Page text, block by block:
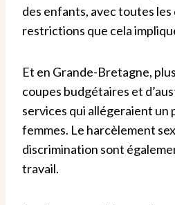
des enfants, avec toutes
restrictions que cela
Et en Grande-Bretagne,
coupes budgétaires et
services qui allégeraient un
femmes. Le harcèlement
discrimination sont
travail.